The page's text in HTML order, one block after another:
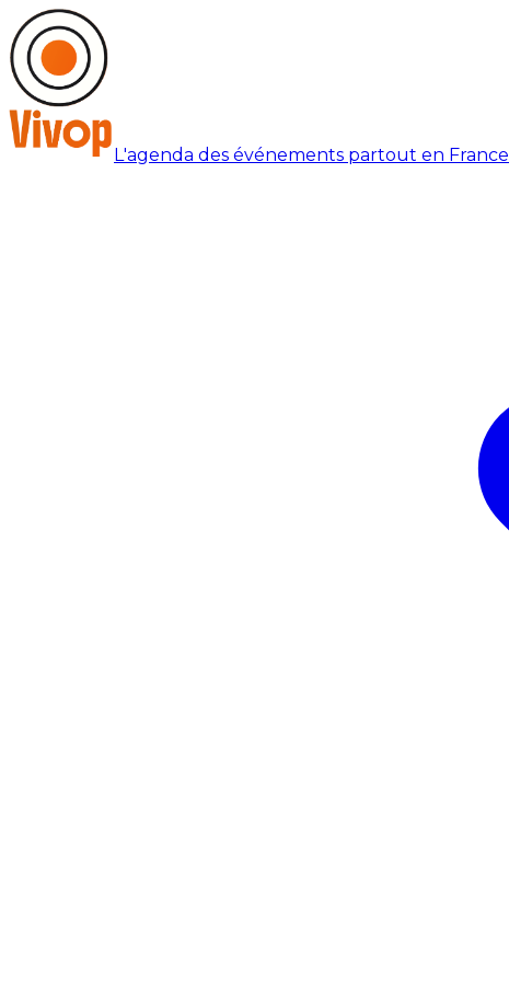
L'agenda des événements partout en France